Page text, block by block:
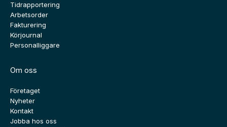
Tidrapportering
Arbetsorder
Fakturering
Körjournal
Personalliggare
Om oss
Företaget
Nyheter
Kontakt
Jobba hos oss